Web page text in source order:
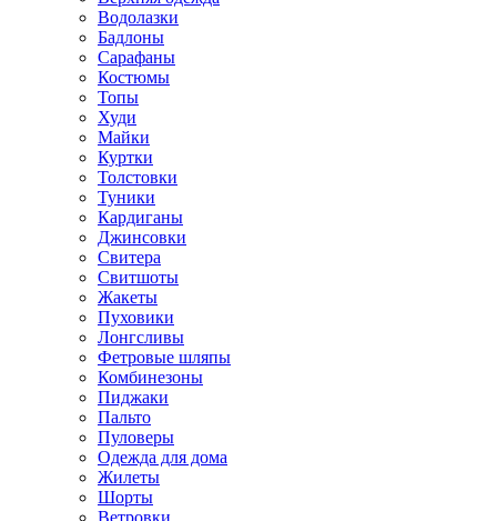
Водолазки
Бадлоны
Сарафаны
Костюмы
Топы
Худи
Майки
Куртки
Толстовки
Туники
Кардиганы
Джинсовки
Свитера
Свитшоты
Жакеты
Пуховики
Лонгсливы
Фетровые шляпы
Комбинезоны
Пиджаки
Пальто
Пуловеры
Одежда для дома
Жилеты
Шорты
Ветровки